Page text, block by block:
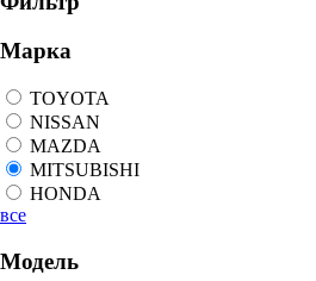
Марка
TOYOTA
NISSAN
MAZDA
MITSUBISHI
HONDA
все
Модель